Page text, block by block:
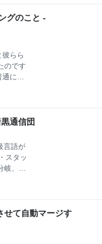
）だ
ジャ
のメ
てきた
とジョ
との三
アト
グのこと -
らら
のです
通にフ
あ、
と確
、乃木
曲の作
が多い
か何
きが
で
ンダー
され、
通信団
言語が
スタッ
岐、関
まで、
セン
像およ
、 個
書籍
せて自動マージす